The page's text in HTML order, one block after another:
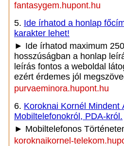
fantasygem.hupont.hu
5. Ide írhatod a honlap
karakter lehet!
► Ide írhatod maximum
hosszúságban a honlap
leírás fontos a weboldal
ezért érdemes jól
purvaeminora.hupont.hu
6. Koroknai Kornél Mindent
Mobiltelefonokról, PDA-król.
► Mobiltelefonos
koroknaikornel-